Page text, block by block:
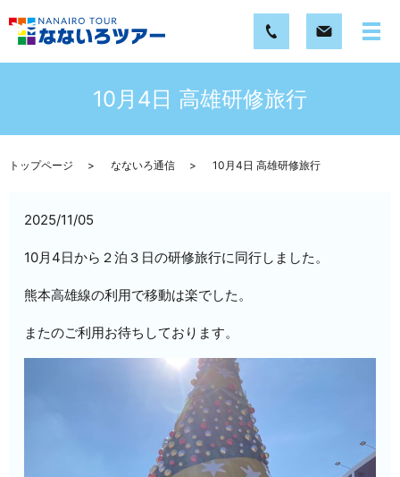
10月4日 高雄研修旅行
トップページ なないろ通信 10月4日 高雄研修旅行
2025/11/05
10月4日から２泊３日の研修旅行に同行しました。
熊本高雄線の利用で移動は楽でした。
またのご利用お待ちしております。